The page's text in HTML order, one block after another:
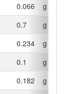
0.066
g
0.7
g
0.234
g
0.1
g
0.182
g